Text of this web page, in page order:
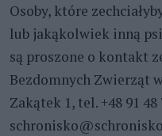
Osoby, które
lub jakąkolwiek inną
są proszone o kontakt
Bezdomnych Zwierząt
Zakątek 1, tel. +48 91